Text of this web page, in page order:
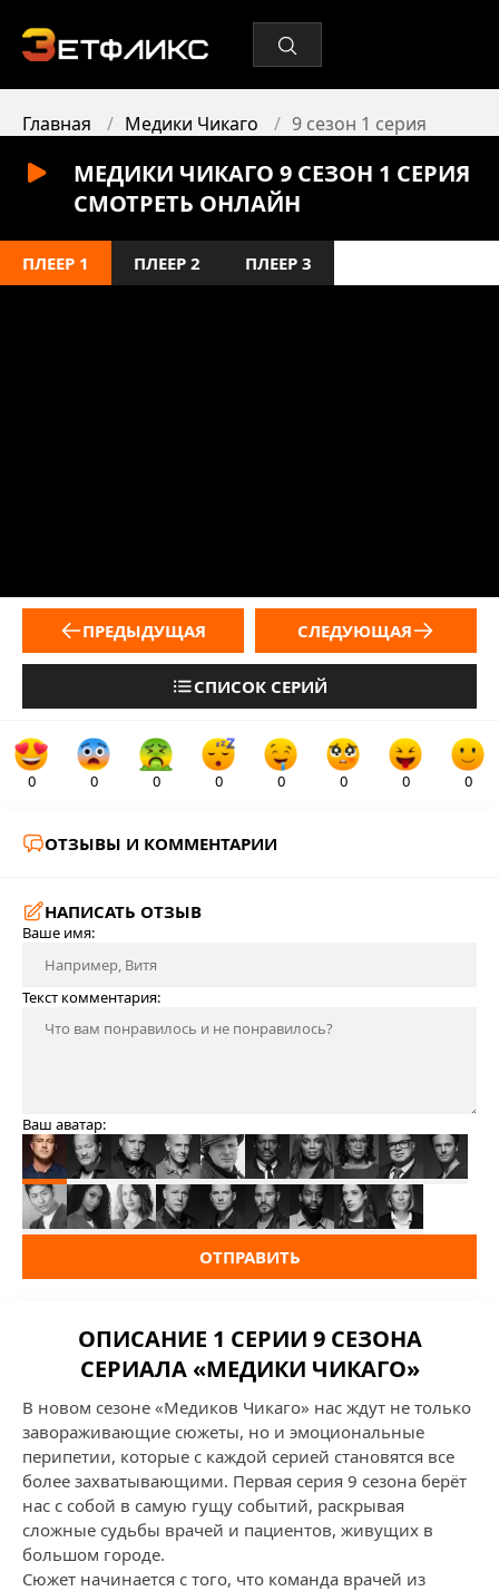
Главная Медики Чикаго 9 сезон 1 серия
МЕДИКИ ЧИКАГО 9 СЕЗОН 1 СЕРИЯ
СМОТРЕТЬ ОНЛАЙН
ПЛЕЕР 1 ПЛЕЕР 2 ПЛЕЕР 3
ПРЕДЫДУЩАЯ
СПИСОК СЕРИЙ
СЛЕДУЮЩАЯ
0 0 0 0 0 0 0 0
ОТЗЫВЫ И КОММЕНТАРИИ
НАПИСАТЬ ОТЗЫВ
Ваше имя:
Текст комментария:
Ваш аватар:
ОТПРАВИТЬ
ОПИСАНИЕ 1 СЕРИИ 9 СЕЗОНА
СЕРИАЛА «МЕДИКИ ЧИКАГО»
В новом сезоне «Медиков Чикаго» нас ждут не только
завораживающие сюжеты, но и эмоциональные
перипетии, которые с каждой серией становятся все
более захватывающими. Первая серия 9 сезона берёт
нас с собой в самую гущу событий, раскрывая
сложные судьбы врачей и пациентов, живущих в
большом городе.
Сюжет начинается с того, что команда врачей из